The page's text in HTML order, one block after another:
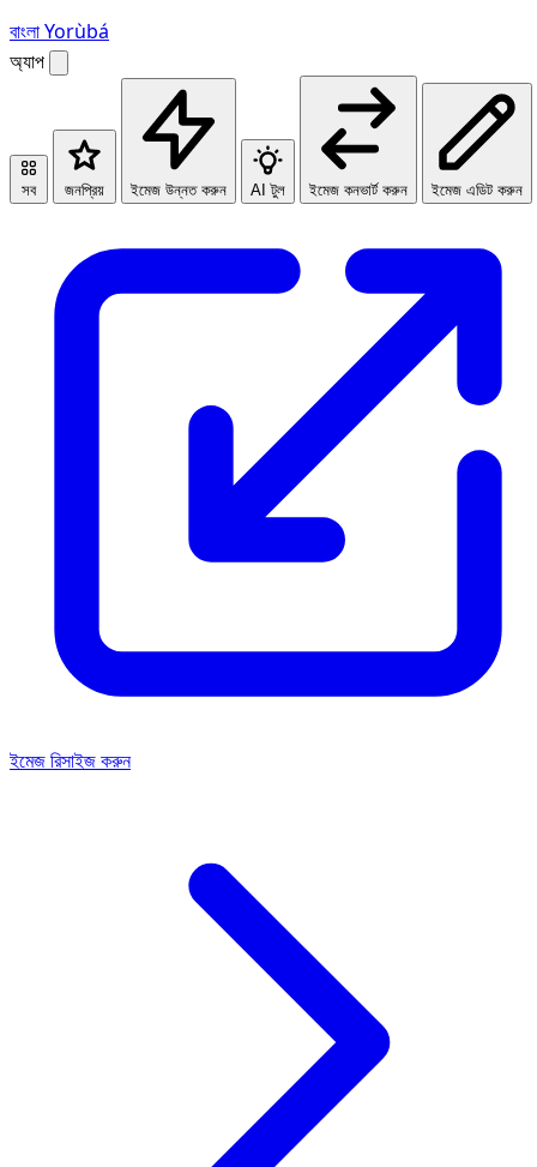
বাংলাYorùbá
অ্যাপ
সব জনপ্রিয় ইমেজ উন্নত করুন AI টুল ইমেজ কনভার্ট করুন ইমেজ এডিট করুন
ইমেজ রিসাইজ করুন